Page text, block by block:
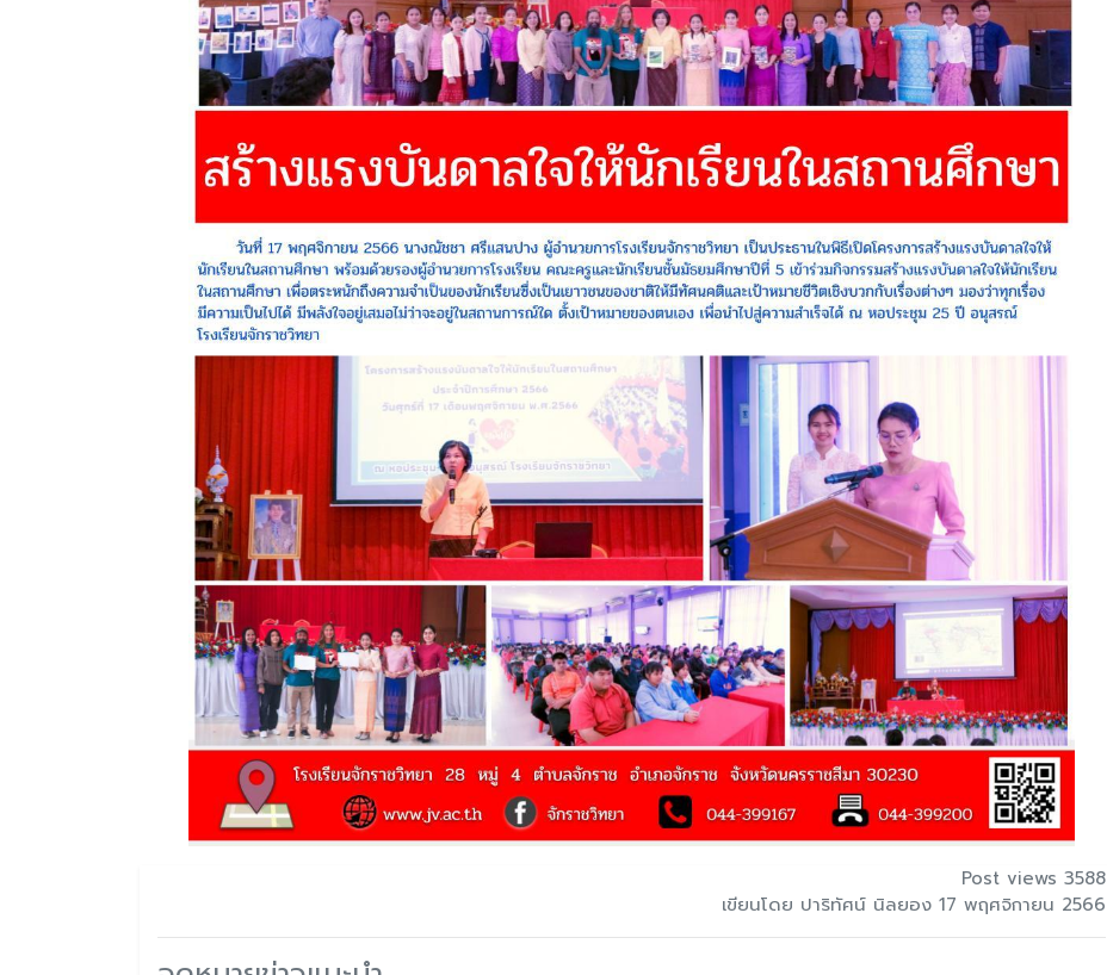
Post views 3588
เขียนโดย ปาริทัศน์ นิลยอง 17 พฤศจิกายน 2566